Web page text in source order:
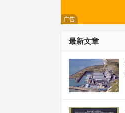
广告
最新文章